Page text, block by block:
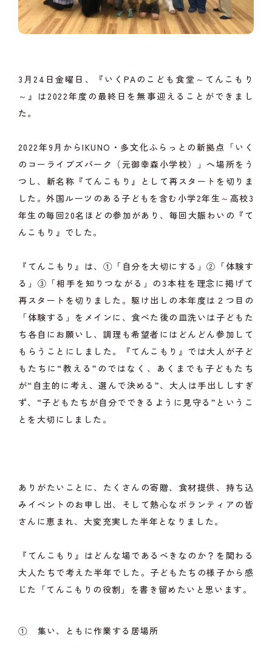
3月24日金曜日、『いくPAのこども食堂～てんこもり
～』は2022年度の最終日を無事迎えることができまし
た。
2022年9月からIKUNO・多文化ふらっとの新拠点「いく
のコーライブズパーク（元御幸森小学校）」へ場所をう
つし、新名称『てんこもり』として再スタートを切りま
した。外国ルーツのある子どもを含む小学2年生～高校3
年生の毎回20名ほどの参加があり、毎回大賑わいの『て
んこもり』でした。
『てんこもり』は、①「自分を大切にする」②「体験す
る」③「相手を知りつながる」の3本柱を理念に掲げて
再スタートを切りました。駆け出しの本年度は２つ目の
「体験する」をメインに、食べた後の皿洗いは子どもた
ち各自にお願いし、調理も希望者にはどんどん参加して
もらうことにしました。『てんこもり』では大人が子ど
もたちに“教える”のではなく、あくまでも子どもたち
が“自主的に考え、選んで決める”、大人は手出ししすぎ
ず、“子どもたちが自分でできるように見守る”というこ
とを大切にしました。
ありがたいことに、たくさんの寄贈、食材提供、持ち込
みイベントのお申し出、そして熱心なボランティアの皆
さんに恵まれ、大変充実した半年となりました。
『てんこもり』はどんな場であるべきなのか？を関わる
大人たちで考えた半年でした。子どもたちの様子から感
じた「てんこもりの役割」を書き留めたいと思います。
① 集い、ともに作業する居場所